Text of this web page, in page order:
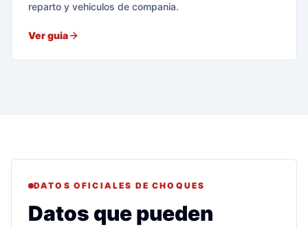
reparto y vehiculos de compania.
Ver guia
DATOS OFICIALES DE CHOQUES
Datos que pueden